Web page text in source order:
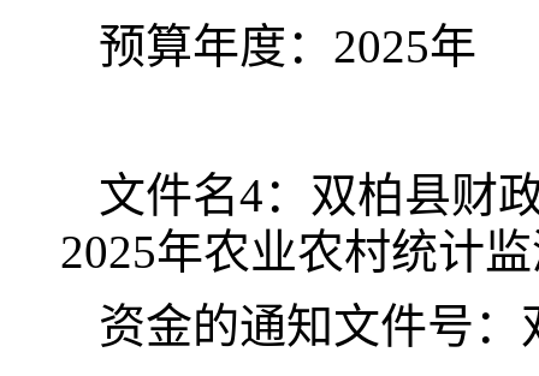
预算年度： 2025年
文件名4：双柏县财
2025年农业农村统计
资金的通知文件号：